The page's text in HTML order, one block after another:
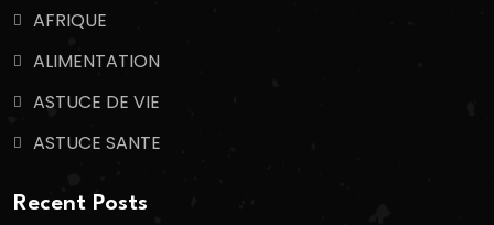
AFRIQUE
ALIMENTATION
ASTUCE DE VIE
ASTUCE SANTE
Recent Posts